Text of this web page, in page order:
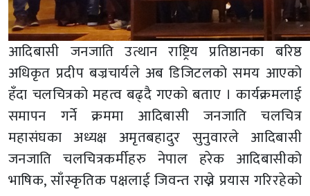
आदिबासी जनजाति उत्थान राष्ट्रिय प्रतिष्ठानका बरिष्ठ
अधिकृत प्रदीप बज्रचार्यले अब डिजिटलको समय आएको
हँदा चलचित्रको महत्व बढ्दै गएको बताए । कार्यक्रमलाई
समापन गर्ने क्रममा आदिबासी जनजाति चलचित्र
महासंघका अध्यक्ष अमृतबहादुर सुनुवारले आदिबासी
जनजाति चलचित्रकर्मीहरु नेपाल हरेक आदिबासीको
भाषिक, साँस्कृतिक पक्षलाई जिवन्त राख्ने प्रयास गरिरहेको